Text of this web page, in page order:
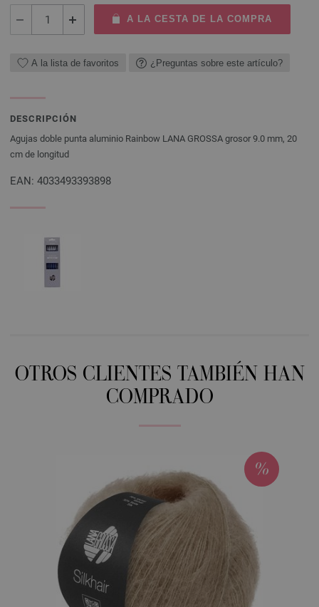
A LA CESTA DE LA COMPRA
A la lista de favoritos ¿Preguntas sobre este artículo?
DESCRIPCIÓN
Agujas doble punta aluminio Rainbow LANA GROSSA grosor 9.0 mm, 20
cm de longitud
EAN: 4033493393898
OTROS CLIENTES TAMBIÉN HAN
COMPRADO